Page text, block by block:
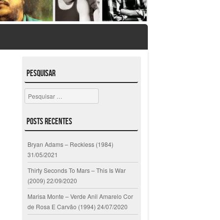
Pesquisar
Pesquisar
Posts Recentes
Bryan Adams – Reckless (1984)
31/05/2021
Thirty Seconds To Mars – This Is War
(2009) 22/09/2020
Marisa Monte – Verde Anil Amarelo Cor
de Rosa E Carvão (1994) 24/07/2020